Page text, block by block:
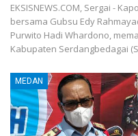
EKSISNEWS.COM, Sergai -
bersama Gubsu Edy
Purwito Hadi Whardono,
Kabupaten Serdangbedagai
MEDAN